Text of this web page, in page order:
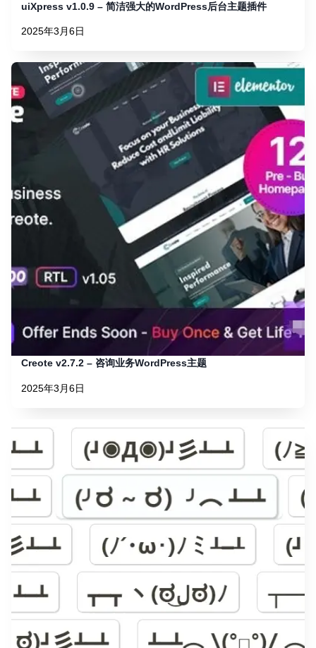
uiXpress v1.0.9 – 简洁强大的WordPress后台主题插件
2025年3月6日
Creote v2.7.2 – 咨询业务WordPress主题
2025年3月6日